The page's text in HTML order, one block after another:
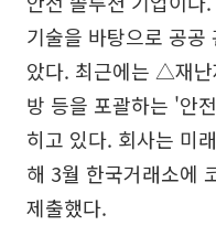
기술을 바탕으로 공공
았다. 최근에는 △재
방 등을 포괄하는 '안
히고 있다. 회사는 미
해 3월 한국거래소에
제출했다.